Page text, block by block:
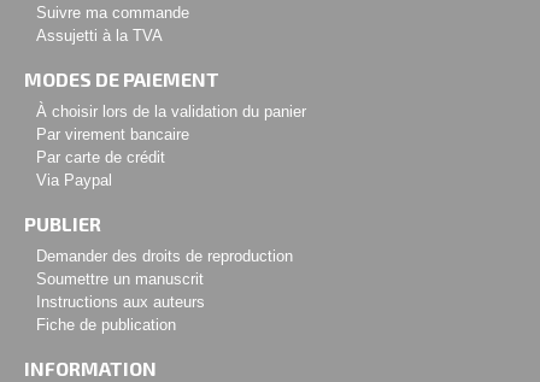
Suivre ma commande
Assujetti à la TVA
MODES DE PAIEMENT
À choisir lors de la validation du panier
Par virement bancaire
Par carte de crédit
Via Paypal
PUBLIER
Demander des droits de reproduction
Soumettre un manuscrit
Instructions aux auteurs
Fiche de publication
INFORMATION